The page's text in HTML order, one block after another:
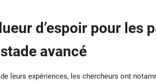
d’espoir pour les
avancé
leurs expériences, les chercheurs ont